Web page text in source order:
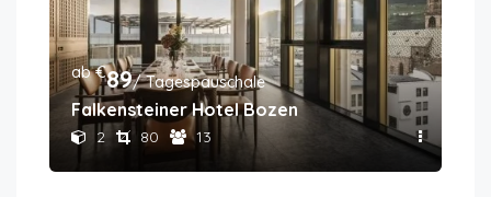
ab €89/ Tagespauschale
Falkensteiner Hotel Bozen
2 80 13